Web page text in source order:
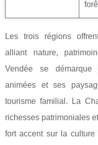
Les trois régions
alliant nature,
Vendée se
animées et ses
tourisme familial. La
richesses patrimoniales
fort accent sur la